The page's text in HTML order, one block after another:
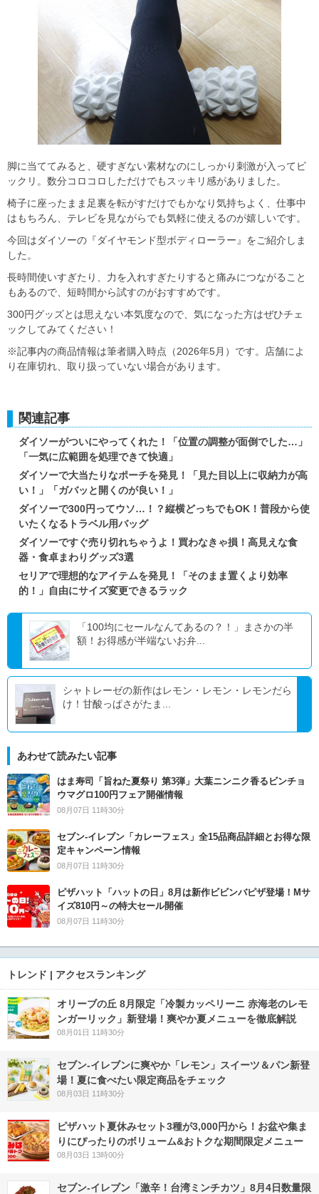
脚に当ててみると、硬すぎない素材なのにしっかり刺激が入ってビ
ックリ。数分コロコロしただけでもスッキリ感がありました。
椅子に座ったまま足裏を転がすだけでもかなり気持ちよく、仕事中
はもちろん、テレビを見ながらでも気軽に使えるのが嬉しいです。
今回はダイソーの『ダイヤモンド型ボディローラー』をご紹介しま
した。
長時間使いすぎたり、力を入れすぎたりすると痛みにつながること
もあるので、短時間から試すのがおすすめです。
300円グッズとは思えない本気度なので、気になった方はぜひチェ
ックしてみてください！
※記事内の商品情報は筆者購入時点（2026年5月）です。店舗によ
り在庫切れ、取り扱っていない場合があります。
関連記事
ダイソーがついにやってくれた！「位置の調整が面倒でした…」
「一気に広範囲を処理できて快適」
ダイソーで大当たりなポーチを発見！「見た目以上に収納力が高
い！」「ガバッと開くのが良い！」
ダイソーで300円ってウソ…！？縦横どっちでもOK！普段から使
いたくなるトラベル用バッグ
ダイソーですぐ売り切れちゃうよ！買わなきゃ損！高見えな食
器・食卓まわりグッズ3選
セリアで理想的なアイテムを発見！「そのまま置くより効率
的！」自由にサイズ変更できるラック
「100均にセールなんてあるの？！」まさかの半
額！お得感が半端ないお弁...
シャトレーゼの新作はレモン・レモン・レモンだら
け！甘酸っぱさがたま...
あわせて読みたい記事
はま寿司「旨ねた夏祭り 第3弾」大葉ニンニク香るビンチョ
ウマグロ100円フェア開催情報
08月07日 11時30分
セブン‐イレブン「カレーフェス」全15品商品詳細とお得な限
定キャンペーン情報
08月07日 11時30分
ピザハット「ハットの日」8月は新作ビビンバピザ登場！Mサ
イズ810円～の特大セール開催
08月07日 11時30分
トレンド | アクセスランキング
オリーブの丘 8月限定「冷製カッペリーニ 赤海老のレモ
ンガーリック」新登場！爽やか夏メニューを徹底解説
08月01日 11時30分
セブン‐イレブンに爽やか「レモン」スイーツ＆パン新登
場！夏に食べたい限定商品をチェック
08月03日 11時30分
ピザハット夏休みセット3種が3,000円から！お盆や集ま
りにぴったりのボリューム&おトクな期間限定メニュー
08月03日 13時00分
セブン-イレブン「激辛！台湾ミンチカツ」8月4日数量限